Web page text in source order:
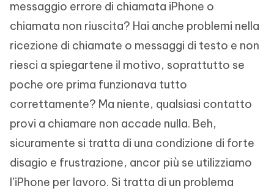
messaggio errore di chiamata iPhone o
chiamata non riuscita? Hai anche problemi nella
ricezione di chiamate o messaggi di testo e non
riesci a spiegartene il motivo, soprattutto se
poche ore prima funzionava tutto
correttamente? Ma niente, qualsiasi contatto
provi a chiamare non accade nulla. Beh,
sicuramente si tratta di una condizione di forte
disagio e frustrazione, ancor più se utilizziamo
l’iPhone per lavoro. Si tratta di un problema